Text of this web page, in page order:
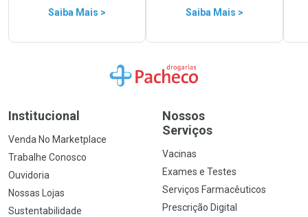
Saiba Mais > Saiba Mais >
Ir para a Home
Institucional
Venda No Marketplace
Trabalhe Conosco
Ouvidoria
Nossas Lojas
Sustentabilidade
Nossos
Serviços
Vacinas
Exames e Testes
Serviços Farmacêuticos
Prescrição Digital